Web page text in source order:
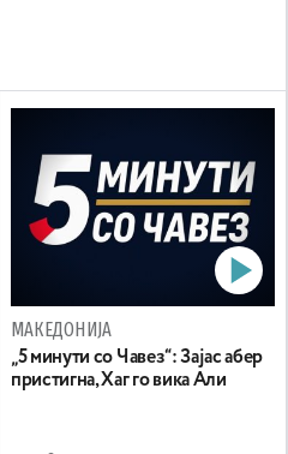
МАКЕДОНИЈА
„5 минути со Чавез“: Зајас абер
пристигна, Хаг го вика Али